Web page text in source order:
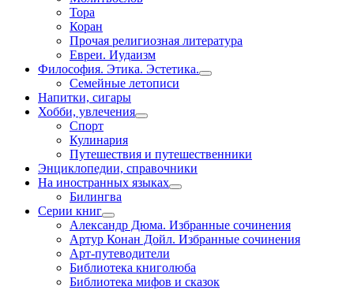
Тора
Коран
Прочая религиозная литература
Евреи. Иудаизм
Философия. Этика. Эстетика.
Семейные летописи
Напитки, сигары
Хобби, увлечения
Спорт
Кулинария
Путешествия и путешественники
Энциклопедии, справочники
На иностранных языках
Билингва
Серии книг
Александр Дюма. Избранные сочинения
Артур Конан Дойл. Избранные сочинения
Арт-путеводители
Библиотека книголюба
Библиотека мифов и сказок